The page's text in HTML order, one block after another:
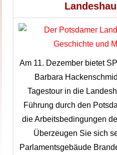
Am 11. Dezember bietet
Barbara
Tagestour in die
Führung durch den
die Arbeitsbedingungen
Überzeugen Sie sich
Parlamentsgebäude